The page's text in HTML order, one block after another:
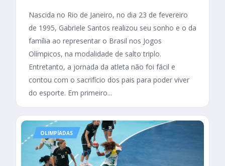
Nascida no Rio de Janeiro, no dia 23 de fevereiro
de 1995, Gabriele Santos realizou seu sonho e o da
família ao representar o Brasil nos Jogos
Olímpicos, na modalidade de salto triplo.
Entretanto, a jornada da atleta não foi fácil e
contou com o sacrifício dos pais para poder viver
do esporte. Em primeiro...
OLIMPÍADAS